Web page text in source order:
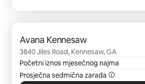
Avana Kennesaw
3840 Jiles Road, Kennesaw, GA
Početni iznos mjesečnog najma
Prosječna sedmična zarada